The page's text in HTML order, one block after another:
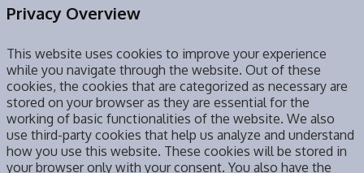
Privacy Overview
This website uses cookies to improve your experience
while you navigate through the website. Out of these
cookies, the cookies that are categorized as necessary are
stored on your browser as they are essential for the
working of basic functionalities of the website. We also
use third-party cookies that help us analyze and understand
how you use this website. These cookies will be stored in
your browser only with your consent. You also have the